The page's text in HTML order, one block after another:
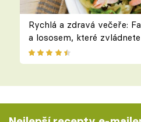
Rychlá a zdravá večeře:
a lososem, které